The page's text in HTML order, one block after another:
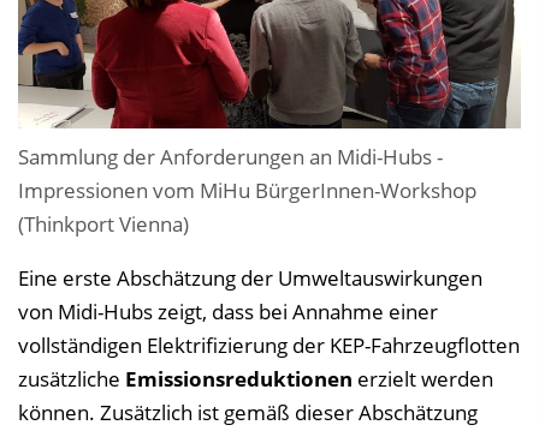
Sammlung der Anforderungen an Midi-Hubs -
Impressionen vom MiHu BürgerInnen-Workshop
(Thinkport Vienna)
Eine erste Abschätzung der Umweltauswirkungen
von Midi-Hubs zeigt, dass bei Annahme einer
vollständigen Elektrifizierung der KEP-Fahrzeugflotten
zusätzliche Emissionsreduktionen erzielt werden
können. Zusätzlich ist gemäß dieser Abschätzung